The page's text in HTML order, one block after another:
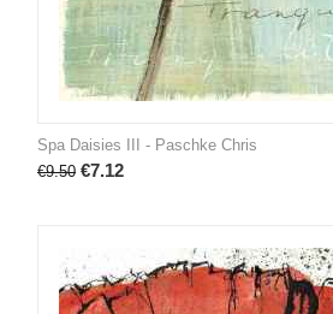
Spa Daisies III - Paschke Chris
€9.50 €7.12